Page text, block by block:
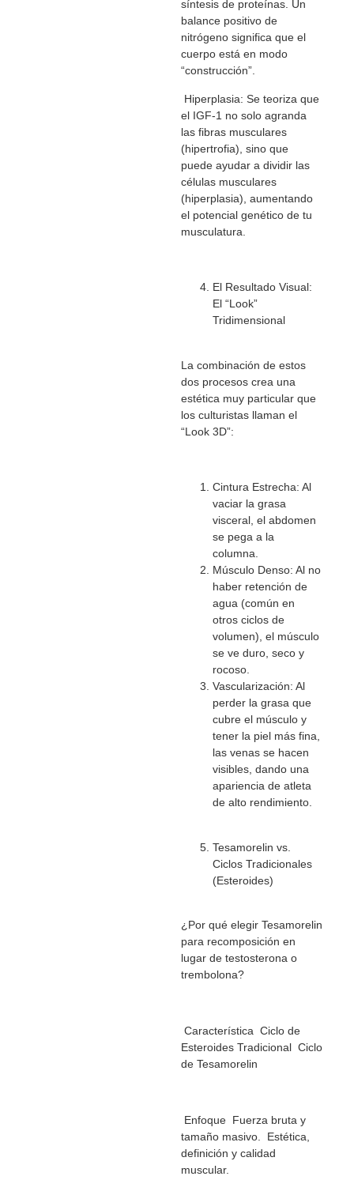
síntesis de proteínas. Un
balance positivo de
nitrógeno significa que el
cuerpo está en modo
“construcción”.
Hiperplasia: Se teoriza que
el IGF-1 no solo agranda
las fibras musculares
(hipertrofia), sino que
puede ayudar a dividir las
células musculares
(hiperplasia), aumentando
el potencial genético de tu
musculatura.
El Resultado Visual:
El “Look”
Tridimensional
La combinación de estos
dos procesos crea una
estética muy particular que
los culturistas llaman el
“Look 3D”:
Cintura Estrecha: Al
vaciar la grasa
visceral, el abdomen
se pega a la
columna.
Músculo Denso: Al no
haber retención de
agua (común en
otros ciclos de
volumen), el músculo
se ve duro, seco y
rocoso.
Vascularización: Al
perder la grasa que
cubre el músculo y
tener la piel más fina,
las venas se hacen
visibles, dando una
apariencia de atleta
de alto rendimiento.
Tesamorelin vs.
Ciclos Tradicionales
(Esteroides)
¿Por qué elegir Tesamorelin
para recomposición en
lugar de testosterona o
trembolona?
Característica Ciclo de
Esteroides Tradicional Ciclo
de Tesamorelin
Enfoque Fuerza bruta y
tamaño masivo. Estética,
definición y calidad
muscular.